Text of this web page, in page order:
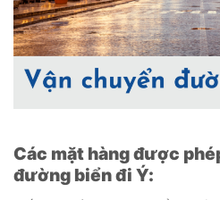
Các mặt hàng được
đường biển đi Ý: